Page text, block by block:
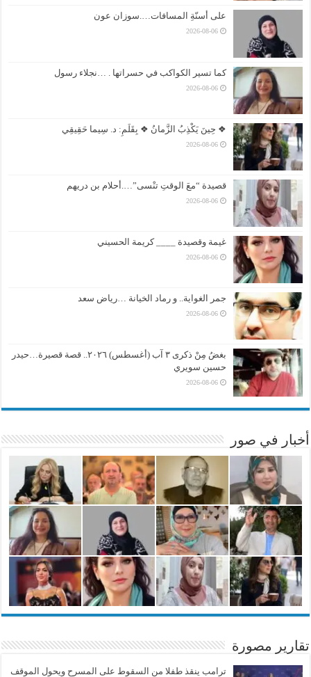
على أسنّةِ المسافات….سوزان عون
2026-08-06
كما تسير الكواكب في حسراتها . …نجلاء رسول
2026-08-06
❖ حِينَ يَكْذِبُ الزَّمانُ ❖ بِقَلَمِ: د. سِيما حَقِيقِي
2026-08-06
قصيدة “معَ الوقتِ تنْسى”….أحلام بن دريهم
2026-08-06
غيمة وقصيدة ____ كريمة الحسيني
2026-08-06
جمر الغواية.. و رماد الخيانة …رياض سعد
2026-08-06
بغضُ مِنْ ذكرى ٣ آب (أغسطس) ٢٠٢٦.. قصة قصيرة…حيدر
حسين سويري
2026-08-06
أخبار في صور
تقارير مصورة
ترامب ينقذ طفلا من السقوط على المسرح ويحول الموقف